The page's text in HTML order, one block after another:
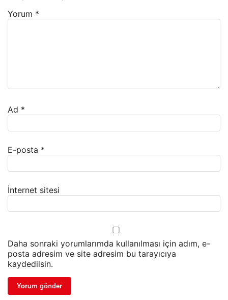
Yorum *
Ad *
E-posta *
İnternet sitesi
Daha sonraki yorumlarımda kullanılması için adım, e-
posta adresim ve site adresim bu tarayıcıya
kaydedilsin.